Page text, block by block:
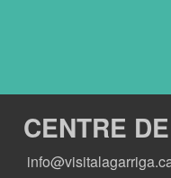
CENTRE